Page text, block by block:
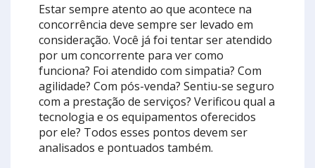
Estar sempre atento ao que acontece na
concorrência deve sempre ser levado em
consideração. Você já foi tentar ser atendido
por um concorrente para ver como
funciona? Foi atendido com simpatia? Com
agilidade? Com pós-venda? Sentiu-se seguro
com a prestação de serviços? Verificou qual a
tecnologia e os equipamentos oferecidos
por ele? Todos esses pontos devem ser
analisados e pontuados também.